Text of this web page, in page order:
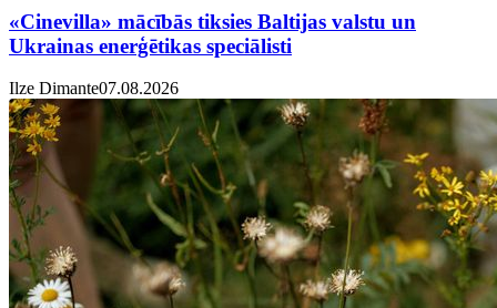
«Cinevilla» mācībās tiksies Baltijas valstu un
Ukrainas enerģētikas speciālisti
Ilze Dimante07.08.2026